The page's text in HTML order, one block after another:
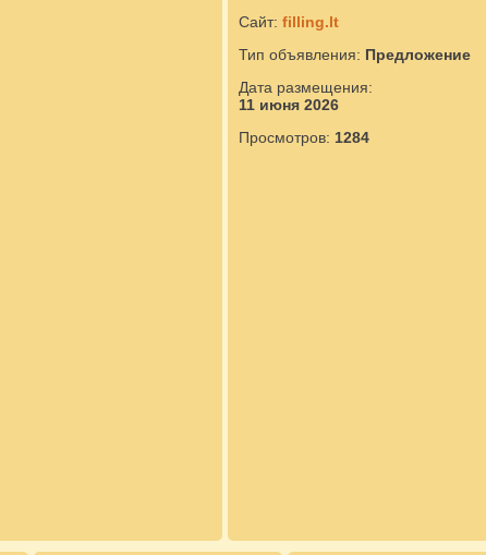
Сайт: filling.lt
Тип объявления: Предложение
Дата размещения:
11 июня 2026
Просмотров: 1284